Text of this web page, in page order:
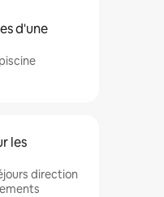
d'une
les
direction